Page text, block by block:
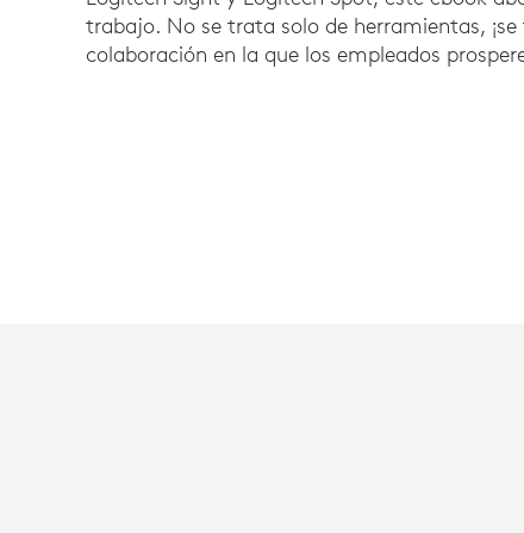
trabajo. No se trata solo de herramientas,
colaboración en la que los empleados